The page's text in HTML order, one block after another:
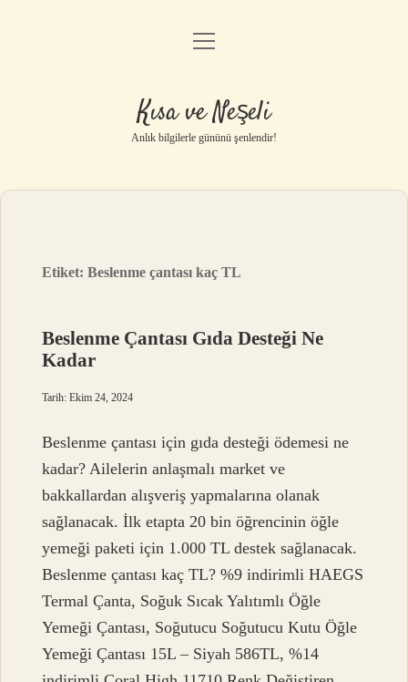
Anasayfa
Yasal Uyarı
menüyü
Kısa ve Neşeli
Anlık bilgilerle gününü şenlendir!
Etiket:Beslenme çantası kaç TL
Beslenme Çantası Gıda Desteği Ne
Kadar
Tarih: Ekim 24, 2024
Beslenme çantası için gıda desteği ödemesi ne
kadar? Ailelerin anlaşmalı market ve
bakkallardan alışveriş yapmalarına olanak
sağlanacak. İlk etapta 20 bin öğrencinin öğle
yemeği paketi için 1.000 TL destek sağlanacak.
Beslenme çantası kaç TL? %9 indirimli HAEGS
Termal Çanta, Soğuk Sıcak Yalıtımlı Öğle
Yemeği Çantası, Soğutucu Soğutucu Kutu Öğle
Yemeği Çantası 15L – Siyah 586TL, %14